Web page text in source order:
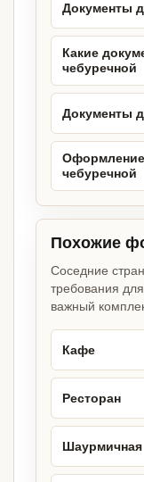
Документы
Какие
чебуречной
Документы
чебуречной
Похожие
Соседние
требования
важный
Кафе
Ресторан
Шаурмичная